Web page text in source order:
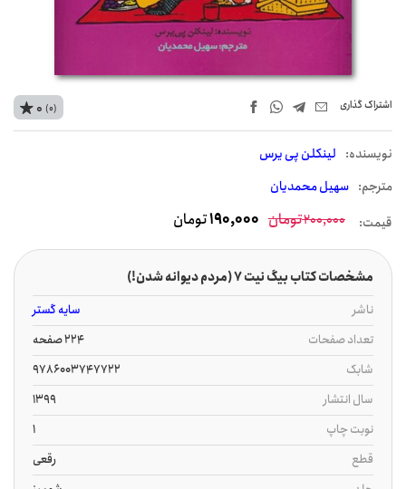
اشتراک‌ گذاری
نويسنده: لینکلن پی یرس
مترجم: سهیل محمدیان
0 (0)
قیمت: 200,000تومان 190,000تومان
مشخصات کتاب بیگ نیت 7 (مردم دیوانه شدن!)
ناشر
سایه گستر
تعداد صفحات
224 صفحه
شابک
9786003747722
سال انتشار
1399
نوبت چاپ
1
قطع
رقعی